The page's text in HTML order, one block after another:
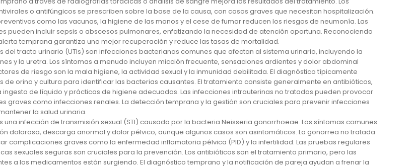
o antifúngicos se prescriben sobre la base de la causa, con casos graves que necesitan hospitalización.
como las vacunas, la higiene de las manos y el cese de fumar reducen los riesgos de neumonía. Las
pueden incluir sepsis o abscesos pulmonares, enfatizando la necesidad de atención oportuna. Reconociendo
temprana garantiza una mejor recuperación y reduce las tasas de mortalidad.
del tracto urinario (UTIs) son infecciones bacterianas comunes que afectan al sistema urinario, incluyendo la
y la uretra. Los síntomas a menudo incluyen micción frecuente, sensaciones ardientes y dolor abdominal
de riesgo son la mala higiene, la actividad sexual y la inmunidad debilitada. El diagnóstico típicamente
de orina y cultura para identificar las bacterias causantes. El tratamiento consiste generalmente en antibióticos,
ingesta de líquido y prácticas de higiene adecuadas. Las infecciones intrauterinas no tratadas pueden provocar
graves como infecciones renales. La detección temprana y la gestión son cruciales para prevenir infecciones
la salud urinaria.
una infección de transmisión sexual (STI) causada por la bacteria Neisseria gonorrhoeae. Los síntomas comunes
dolorosa, descarga anormal y dolor pélvico, aunque algunos casos son asintomáticos. La gonorrea no tratada
complicaciones graves como la enfermedad inflamatoria pélvica (PID) y la infertilidad. Las pruebas regulares
sexuales seguras son cruciales para la prevención. Los antibióticos son el tratamiento primario, pero las
a los medicamentos están surgiendo. El diagnóstico temprano y la notificación de pareja ayudan a frenar la